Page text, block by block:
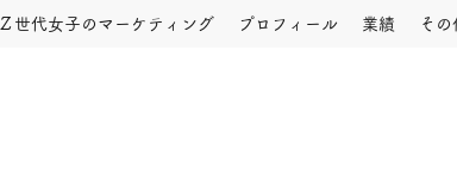
Ｚ世代女子のマーケティング プロフィール 業績 その